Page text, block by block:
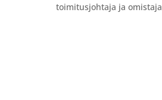
toimitusjohtaja ja omistaja